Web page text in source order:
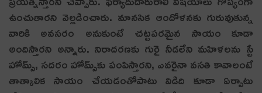
ఉంచుతారని వెల్ల‌డించారు. మానసిక ఆందోళనకు గురువుతున్న
వారికి అవసరం అనుకుంటే చట్టపరమైన సాయం కూడా
అందిస్తారని అన్నారు. నిరాద‌రణకు గురై నీడలేని మహిళలను స్టే
హోమ్స్‌, సదరం హోమ్స్‌కు పంపిస్తారని, ఎవరైనా వసతి కావాలంటే
తాత్కాలిక సాయం చేయడంతోపాటు విడిది కూడా ఏర్పాటు